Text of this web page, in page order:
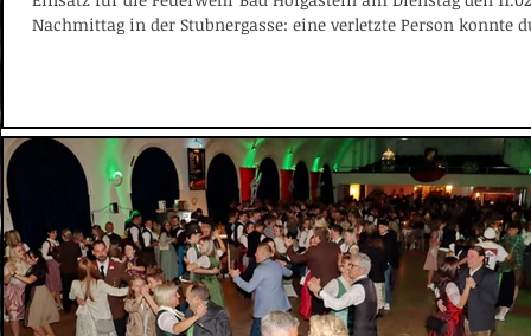
Nachmittag in der Stubnergasse: eine verletzte Person konnte